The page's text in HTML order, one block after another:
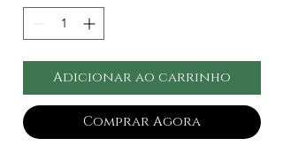
Adicionar ao carrinho
Comprar Agora